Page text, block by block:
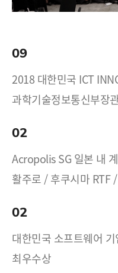
09
2018 대한민국 ICT
과학기술정보통신부장
02
Acropolis SG 일본 내
활주로 / 후쿠시마 RTF
02
대한민국 소프트웨어
최우수상